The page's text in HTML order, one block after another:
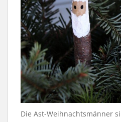
Die Ast-Weihnachtsmänner